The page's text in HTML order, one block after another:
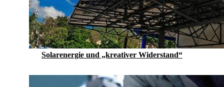
Solarenergie und „kreativer Widerstand“